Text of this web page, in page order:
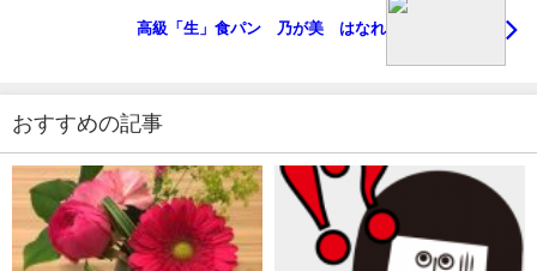
高級「生」食パン 乃が美 はなれ
おすすめの記事